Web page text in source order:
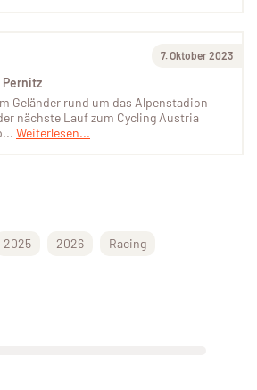
7. Oktober 2023
Pernitz
Geländer rund um das Alpenstadion
nächste Lauf zum Cycling Austria
Weiterlesen...
2025 2026 Racing